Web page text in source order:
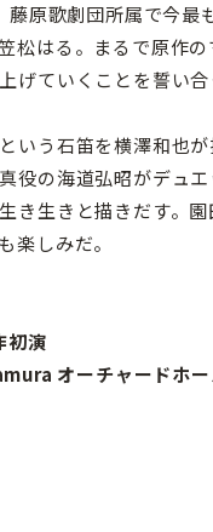
原歌劇団所属で今最
松はる。まるで原作
ていくことを誓い合
う石笛を横澤和也
役の海道弘昭がデュ
き生きと描きだす。
楽しみだ。
初演
オーチャードホ